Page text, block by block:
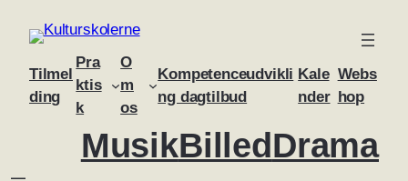
Tilmel
ding
Pra
ktis
k
O
m
os
Kompetenceudvikli
ng dagtilbud
Kale
nder
Webs
hop
MusikBilledDrama